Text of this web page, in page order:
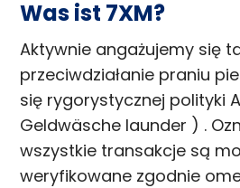
Was ist 7XM?
Aktywnie angażujemy się
przeciwdziałanie praniu
się rygorystycznej polityki
Geldwäsche launder ) .
wszystkie transakcje są
weryfikowane zgodnie